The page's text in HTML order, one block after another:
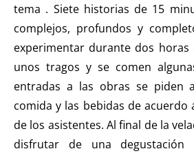
tema . Siete historias de 15
complejos, profundos y
experimentar durante dos horas
unos tragos y se comen
entradas a las obras se piden
comida y las bebidas de acuerdo
de los asistentes. Al final de la
disfrutar de una degustación